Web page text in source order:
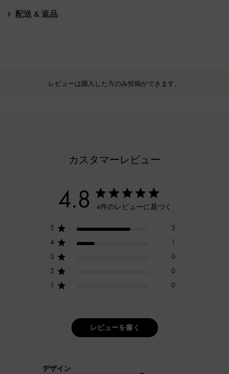
配送 & 返品
レビューは購入した方のみ投稿ができます。
カスタマーレビュー
4.8 4件のレビューに基づく
5
3
4
1
3
0
2
0
1
0
レビューを書く
デザイン